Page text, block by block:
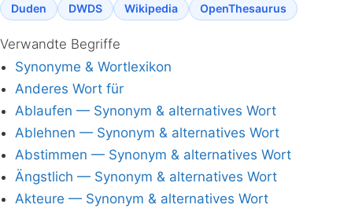
Duden DWDS Wikipedia OpenThesaurus
Verwandte Begriffe
Synonyme & Wortlexikon
Anderes Wort für
Ablaufen — Synonym & alternatives Wort
Ablehnen — Synonym & alternatives Wort
Abstimmen — Synonym & alternatives Wort
Ängstlich — Synonym & alternatives Wort
Akteure — Synonym & alternatives Wort